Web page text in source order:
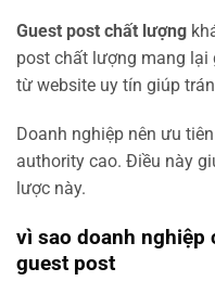
Guest post chất lượng
post chất lượng mang lại
từ website uy tín giúp
Doanh nghiệp nên ưu
authority cao. Điều này
lược này.
vì sao doanh nghiệp
guest post